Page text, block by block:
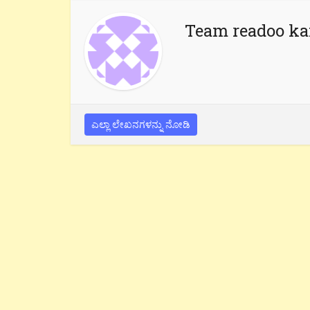
Team readoo
ಎಲ್ಲಾ ಲೇಖನಗಳನ್ನು ನೋಡಿ